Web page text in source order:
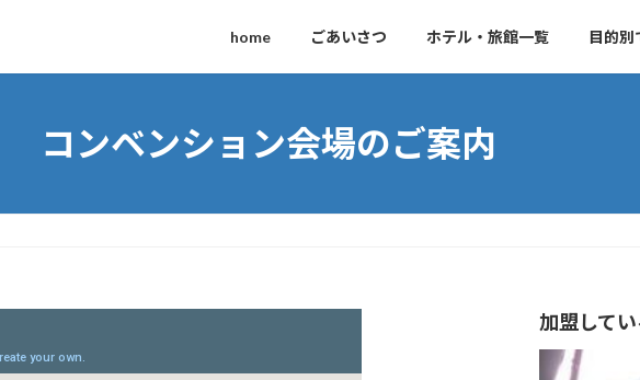
home ごあいさつ ホテル・旅館一覧 目的別
コンベンション会場のご案内
加盟して